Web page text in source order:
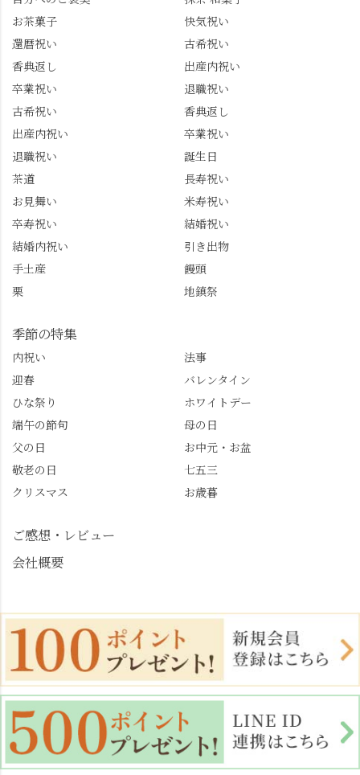
グルメをメインに発
信。お店選びの参考な
どにご利用いただける
の情報を詳しく知りた
い人は、下記アカウン
トもあわせてチェック
@sense_nagaokakyo 長岡
京市観光協会
@nagaokakyo_tourism ふ
@furufuru_nagaokakyo
物価の値上がりが激し
で🎁最後の最後まで"お
もてなし"の心を教えて
いただきました。 プロ
ドライバーならではの
情、お客様を飽きさせ
ない語り口…。楽しみ
ながら学びっぱなしの
のガイド活動にしっか
り活かしていきます💪
西山、ほんまにええと
こです。次はあなたを
🚕✨ #京都西山旅感 #京
都西山 #おもてなしタク
こごろ #勝持寺 #正法寺
#善峯寺 #あじさい #あ
じさい供養 #遊龍の松 #
清竹 #なかの邸 #小倉山
荘 #京都観光 #西京区 #
大原野
お茶菓子
快気祝い
還暦祝い
古希祝い
香典返し
出産内祝い
卒業祝い
退職祝い
古希祝い
香典返し
出産内祝い
卒業祝い
退職祝い
誕生日
茶道
長寿祝い
お見舞い
米寿祝い
卒寿祝い
結婚祝い
結婚内祝い
引き出物
手土産
饅頭
栗
地鎮祭
季節の特集
内祝い
法事
迎春
バレンタイン
ひな祭り
ホワイトデー
端午の節句
母の日
父の日
お中元・お盆
敬老の日
七五三
クリスマス
お歳暮
ご感想・レビュー
会社概要